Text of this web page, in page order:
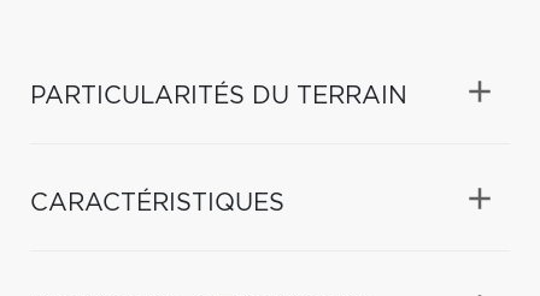
PARTICULARITÉS DU TERRAIN
CARACTÉRISTIQUES